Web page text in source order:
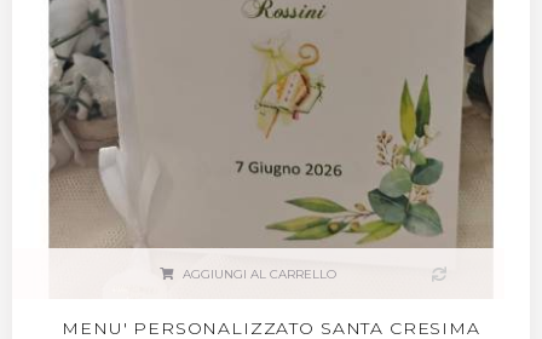
AGGIUNGI AL CARRELLO
MENU' PERSONALIZZATO SANTA CRESIMA